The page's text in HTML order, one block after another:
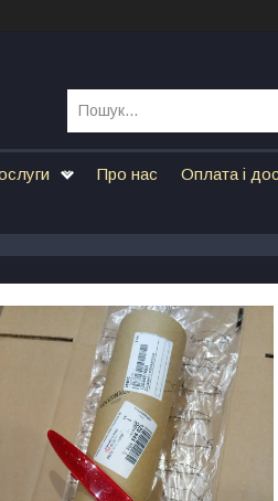
Про нас Оплата і